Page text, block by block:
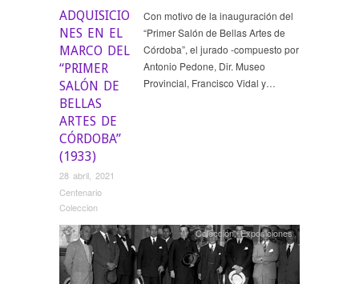
ADQUISICIO
NES EN EL
MARCO DEL
“PRIMER
SALÓN DE
BELLAS
ARTES DE
CÓRDOBA”
(1933)
28 abril, 2021
Centenario
Coleccion
Con motivo de la inauguración del
“Primer Salón de Bellas Artes de
Córdoba”, el jurado -compuesto por
Antonio Pedone, Dir. Museo
Provincial, Francisco Vidal y…
Colección,Exposiciones